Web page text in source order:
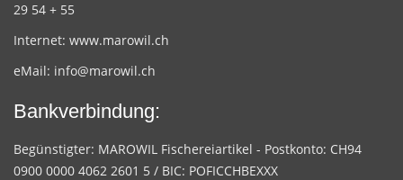
29 54 + 55
Internet: www.marowil.ch
eMail: info@marowil.ch
Bankverbindung:
Begünstigter: MAROWIL Fischereiartikel - Postkonto: CH94
0900 0000 4062 2601 5 / BIC: POFICCHBEXXX